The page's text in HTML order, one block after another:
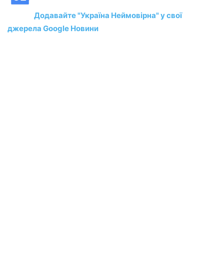
Додавайте "Україна Неймовірна" у свої
джерела Google Новини